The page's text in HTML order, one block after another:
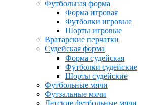
Футбольная форма
Форма игровая
Футболки игровые
Шорты игровые
Вратарские перчатки
Судейская форма
Форма судейская
Футболки судейские
Шорты судейские
Футбольные мячи
Футзальные мячи
Детские футбольные мячи